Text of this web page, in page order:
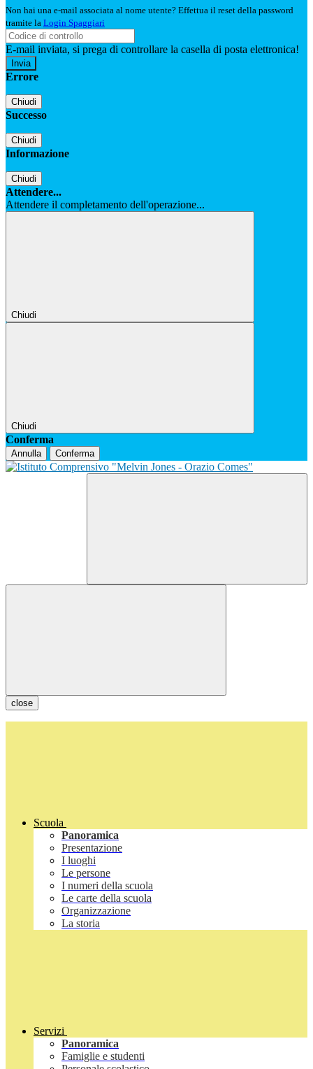
Non hai una e-mail associata al nome utente? Effettua il reset della password
tramite la Login Spaggiari
E-mail inviata, si prega di controllare la casella di posta elettronica!
Errore
Chiudi
Successo
Chiudi
Informazione
Chiudi
Attendere...
Attendere il completamento dell'operazione...
Chiudi
Chiudi
Conferma
Annulla Conferma
close
Scuola
Panoramica
Presentazione
I luoghi
Le persone
I numeri della scuola
Le carte della scuola
Organizzazione
La storia
Servizi
Panoramica
Famiglie e studenti